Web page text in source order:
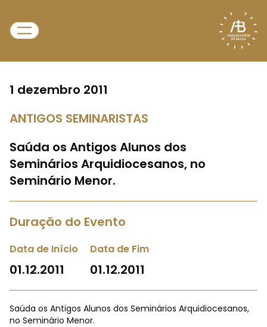
1 dezembro 2011
ANTIGOS SEMINARISTAS
Saúda os Antigos Alunos dos
Seminários Arquidiocesanos, no
Seminário Menor.
Duração do Evento
Data de Início
01.12.2011
Data de Fim
01.12.2011
Saúda os Antigos Alunos dos Seminários Arquidiocesanos,
no Seminário Menor.